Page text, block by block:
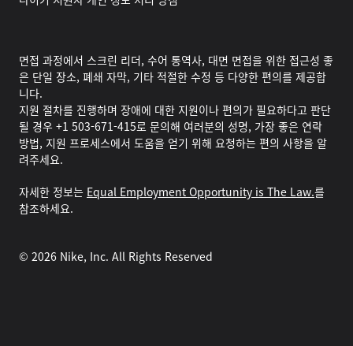
면접 과정에서 스크린 리더, 수어 통역사, 대면 면접을 위한 접근성 좋
은 단일 장소, 폐쇄 자막, 기타 적절한 수정 등 다양한 편의를 제공합
니다.
지원 절차를 진행하며 장애에 대한 지원이나 편의가 필요하다고 판단
될 경우 +1 503-671-415로 문의해 여러분의 성명, 가장 좋은 연락
방법, 지원 프로세스에서 도움을 얻기 위해 요청하는 편의 사항을 알
려주세요.
자세한 정보는 Equal Employment Opportunity is The Law.를
참조하세요.
© 2026 Nike, Inc. All Rights Reserved